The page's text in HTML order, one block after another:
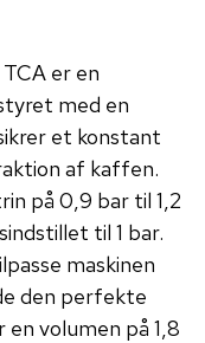
er en
med en
et konstant
af kaffen.
på 0,9 bar til 1,2
til 1 bar.
maskinen
den perfekte
en volumen på 1,8